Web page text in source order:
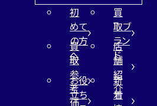
初
めて
の方
へ
買
取ブ
ラン
ド
買
取
参
考
価
店
舗
紹
介
お役
立ち
新
着